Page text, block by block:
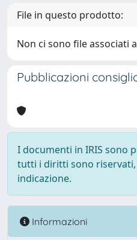
File in questo prodotto:
Non ci sono file associati
Pubblicazioni
I documenti in IRIS sono
tutti i diritti sono riservati,
indicazione.
Informazioni